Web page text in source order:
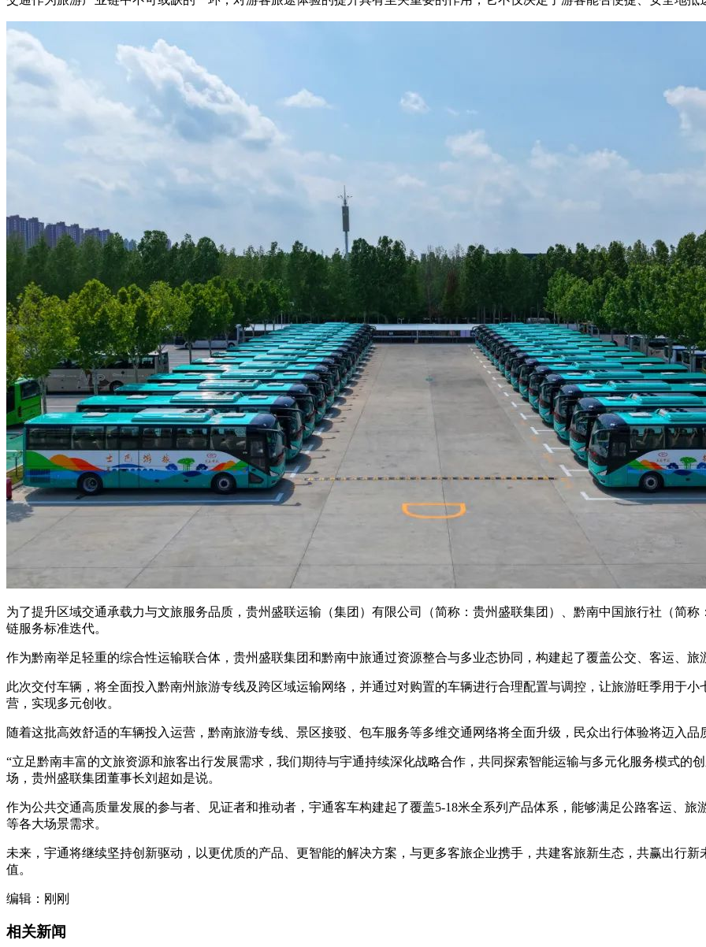
为了提升区域交通承载力与文旅服务品质，贵州盛联运输（集团）有限公司（简称：贵州盛联集团）、黔南中国旅行社（简
链服务标准迭代。
作为黔南举足轻重的综合性运输联合体，贵州盛联集团和黔南中旅通过资源整合与多业态协同，构建起了覆盖公交、客运、
此次交付车辆，将全面投入黔南州旅游专线及跨区域运输网络，并通过对购置的车辆进行合理配置与调控，让旅游旺季用于
营，实现多元创收。
随着这批高效舒适的车辆投入运营，黔南旅游专线、景区接驳、包车服务等多维交通网络将全面升级，民众出行体验将迈入品
“立足黔南丰富的文旅资源和旅客出行发展需求，我们期待与宇通持续深化战略合作，共同探索智能运输与多元化服务模式的
场，贵州盛联集团董事长刘超如是说。
作为公共交通高质量发展的参与者、见证者和推动者，宇通客车构建起了覆盖5-18米全系列产品体系，能够满足公路客运、
等各大场景需求。
未来，宇通将继续坚持创新驱动，以更优质的产品、更智能的解决方案，与更多客旅企业携手，共建客旅新生态，共赢出行
值。
编辑：刚刚
相关新闻